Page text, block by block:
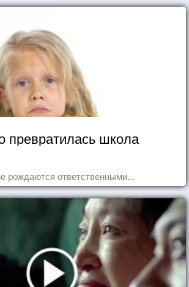
превратилась школа
рождаются ответственными...